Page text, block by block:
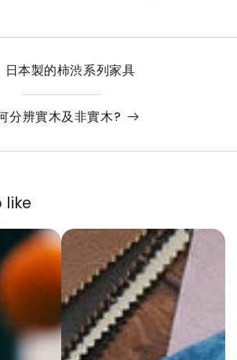
日本製的柿渋系列家具
分辨實木及非實木?
like